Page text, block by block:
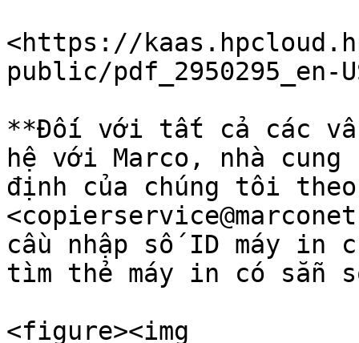
<https://
public/pdf_2950295_en-
**Đối với tất cả các
hệ với Marco, nhà
định của chúng tôi
cầu nhập số ID máy in
tìm thẻ máy in có sẵn
<figure><img